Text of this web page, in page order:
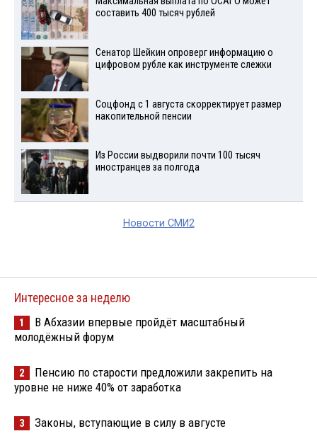
составить 400 тысяч рублей
Сенатор Шейкин опроверг информацию о
цифровом рубле как инструменте слежки
Соцфонд с 1 августа скорректирует размер
накопительной пенсии
Из России выдворили почти 100 тысяч
иностранцев за полгода
Новости СМИ2
Интересное за неделю
1
В Абхазии впервые пройдёт масштабный
молодёжный форум
2
Пенсию по старости предложили закрепить на
уровне не ниже 40% от заработка
3 Законы, вступающие в силу в августе